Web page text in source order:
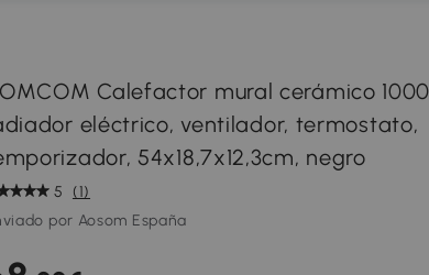
Calefactor mural cerámico
eléctrico, ventilador, termostato,
54x18,7x12,3cm, negro
5
(1)
por Aosom España